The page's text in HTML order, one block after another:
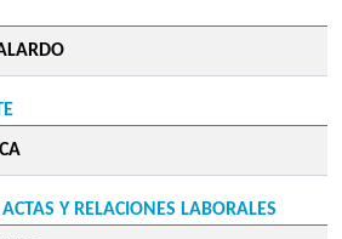
Y RELACIONES LABORALES